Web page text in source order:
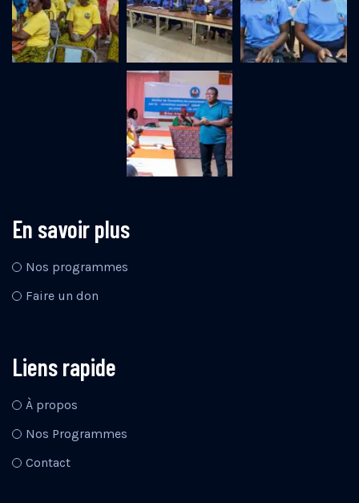
En savoir plus
Nos programmes
Faire un don
Liens rapide
À propos
Nos Programmes
Contact